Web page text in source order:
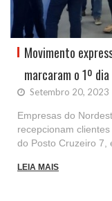
Movimento
marcaram o 1º
Setembro 20, 2023
Empresas do
recepcionam
do Posto Cruzeiro 7,
LEIA MAIS